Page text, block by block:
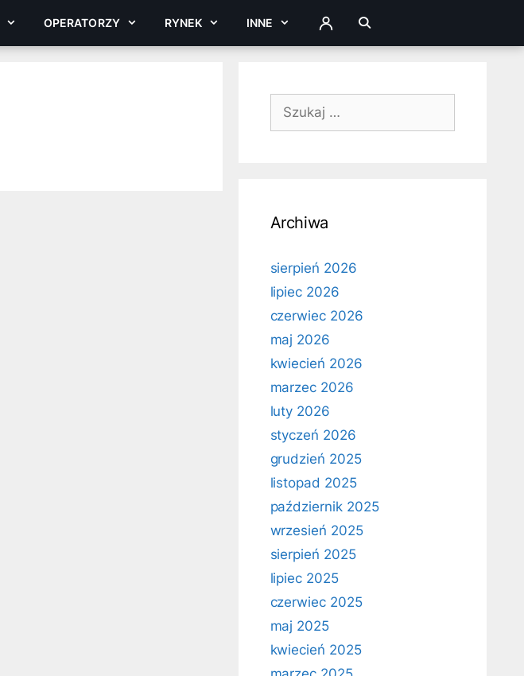
OPERATORZY RYNEK INNE ZALOGUJ
Szukaj:
Archiwa
sierpień 2026
lipiec 2026
czerwiec 2026
maj 2026
kwiecień 2026
marzec 2026
luty 2026
styczeń 2026
grudzień 2025
listopad 2025
październik 2025
wrzesień 2025
sierpień 2025
lipiec 2025
czerwiec 2025
maj 2025
kwiecień 2025